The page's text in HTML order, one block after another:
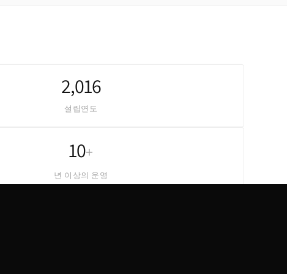
2,016
설립연도
10+
년 이상의 운영